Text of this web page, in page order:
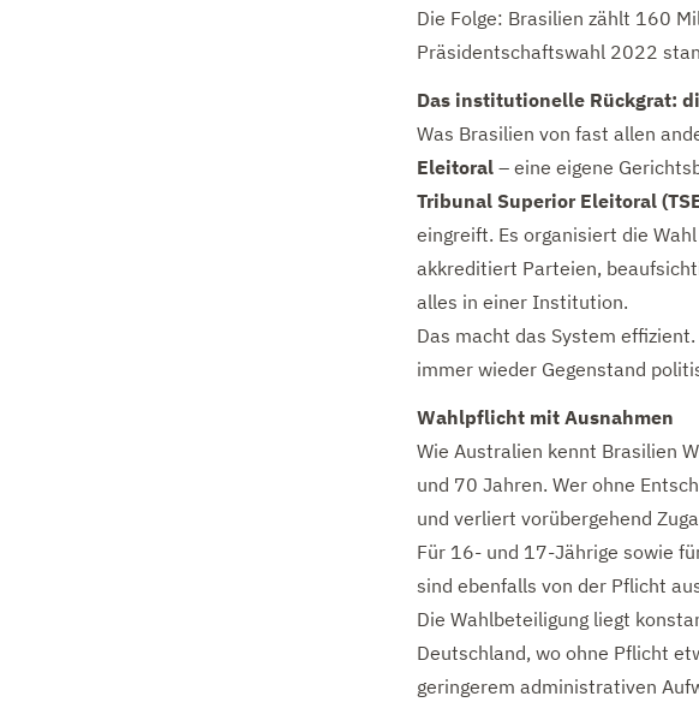
Die Folge: Brasilien zählt 160
Präsidentschaftswahl 2022
Das institutionelle Rückgrat:
Was Brasilien von fast allen
Eleitoral – eine eigene
Tribunal Superior Eleitoral
eingreift. Es organisiert die
akkreditiert Parteien,
alles in einer Institution.
Das macht das System
immer wieder Gegenstand
Wahlpflicht mit Ausnahmen
Wie Australien kennt Brasilien
und 70 Jahren. Wer ohne
und verliert vorübergehend
Für 16- und 17-Jährige sowie
sind ebenfalls von der Pflicht
Die Wahlbeteiligung liegt
Deutschland, wo ohne Pflicht
geringerem administrativen